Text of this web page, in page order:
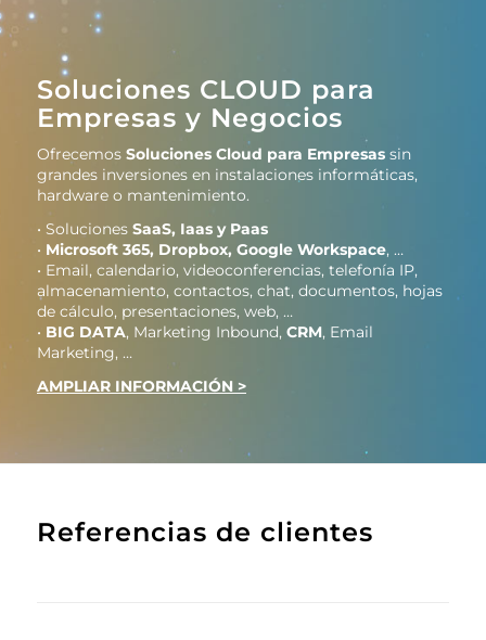
Soluciones CLOUD para
Empresas y Negocios
Ofrecemos Soluciones Cloud para Empresas sin
grandes inversiones en instalaciones informáticas,
hardware o mantenimiento.
• Soluciones SaaS, Iaas y Paas
• Microsoft 365, Dropbox, Google Workspace, …
• Email, calendario, videoconferencias, telefonía IP,
almacenamiento, contactos, chat, documentos, hojas
de cálculo, presentaciones, web, …
• BIG DATA, Marketing Inbound, CRM, Email
Marketing, …
AMPLIAR INFORMACIÓN >
Referencias de clientes